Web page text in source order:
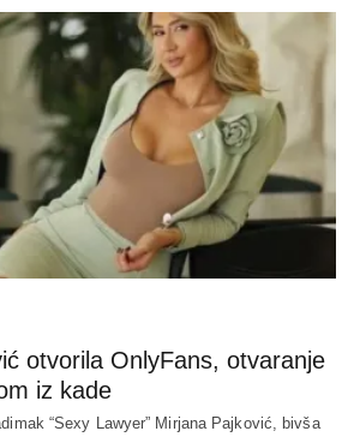
otvorila OnlyFans, otvaranje
iz kade
“Sexy Lawyer” Mirjana Pajković, bivša